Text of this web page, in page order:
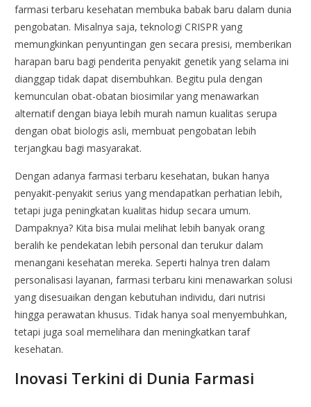
farmasi terbaru kesehatan membuka babak baru dalam dunia
pengobatan. Misalnya saja, teknologi CRISPR yang
memungkinkan penyuntingan gen secara presisi, memberikan
harapan baru bagi penderita penyakit genetik yang selama ini
dianggap tidak dapat disembuhkan. Begitu pula dengan
kemunculan obat-obatan biosimilar yang menawarkan
alternatif dengan biaya lebih murah namun kualitas serupa
dengan obat biologis asli, membuat pengobatan lebih
terjangkau bagi masyarakat.
Dengan adanya farmasi terbaru kesehatan, bukan hanya
penyakit-penyakit serius yang mendapatkan perhatian lebih,
tetapi juga peningkatan kualitas hidup secara umum.
Dampaknya? Kita bisa mulai melihat lebih banyak orang
beralih ke pendekatan lebih personal dan terukur dalam
menangani kesehatan mereka. Seperti halnya tren dalam
personalisasi layanan, farmasi terbaru kini menawarkan solusi
yang disesuaikan dengan kebutuhan individu, dari nutrisi
hingga perawatan khusus. Tidak hanya soal menyembuhkan,
tetapi juga soal memelihara dan meningkatkan taraf
kesehatan.
Inovasi Terkini di Dunia Farmasi